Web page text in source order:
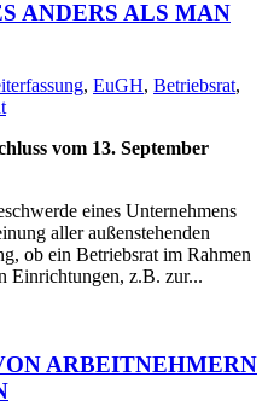
ANDERS ALS MAN
, EuGH, Betriebsrat,
vom 13. September
eines Unternehmens
aller außenstehenden
ob ein Betriebsrat im Rahmen
Einrichtungen, z.B. zur...
ARBEITNEHMERN